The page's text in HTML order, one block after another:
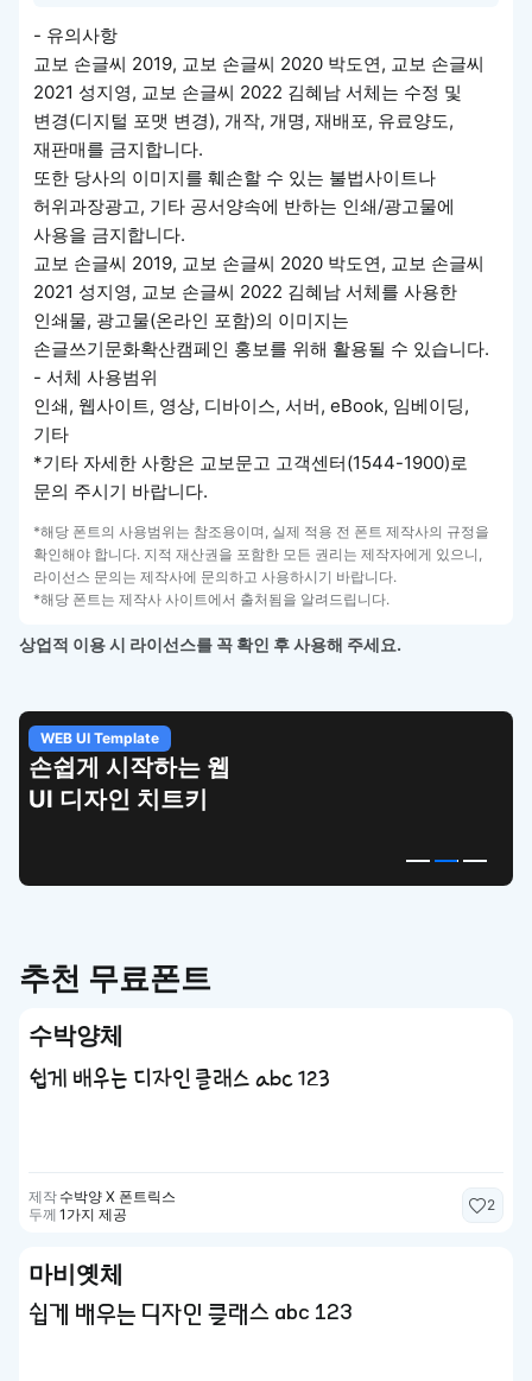
- 유의사항
교보 손글씨 2019, 교보 손글씨 2020 박도연, 교보 손글씨
2021 성지영, 교보 손글씨 2022 김혜남 서체는 수정 및
변경(디지털 포맷 변경), 개작, 개명, 재배포, 유료양도,
재판매를 금지합니다.
또한 당사의 이미지를 훼손할 수 있는 불법사이트나
허위과장광고, 기타 공서양속에 반하는 인쇄/광고물에
사용을 금지합니다.
교보 손글씨 2019, 교보 손글씨 2020 박도연, 교보 손글씨
2021 성지영, 교보 손글씨 2022 김혜남 서체를 사용한
인쇄물, 광고물(온라인 포함)의 이미지는
손글쓰기문화확산캠페인 홍보를 위해 활용될 수 있습니다.
- 서체 사용범위
인쇄, 웹사이트, 영상, 디바이스, 서버, eBook, 임베이딩,
기타
*기타 자세한 사항은 교보문고 고객센터(1544-1900)로
문의 주시기 바랍니다.
*해당 폰트의 사용범위는 참조용이며, 실제 적용 전 폰트 제작사의 규정을
확인해야 합니다. 지적 재산권을 포함한 모든 권리는 제작자에게 있으니,
라이선스 문의는 제작사에 문의하고 사용하시기 바랍니다.
*해당 폰트는 제작사 사이트에서 출처됨을 알려드립니다.
상업적 이용 시 라이선스를 꼭 확인 후 사용해 주세요.
추천 무료폰트
수박양체
쉽게 배우는 디자인 클래스 abc 123
제작 수박양 X 폰트릭스
두께 1가지 제공
2
마비옛체
쉽게 배우는 디자인 클래스 abc 123